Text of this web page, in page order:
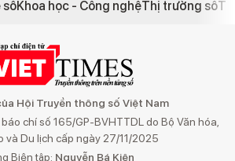
sốKhoa học - Công nghệThị trường số
Hội Truyền thông số Việt Nam
chí số 165/GP-BVHTTDL do Bộ Văn hóa,
và Du lịch cấp ngày 27/11/2025
Biên tập: Nguyễn Bá Kiên